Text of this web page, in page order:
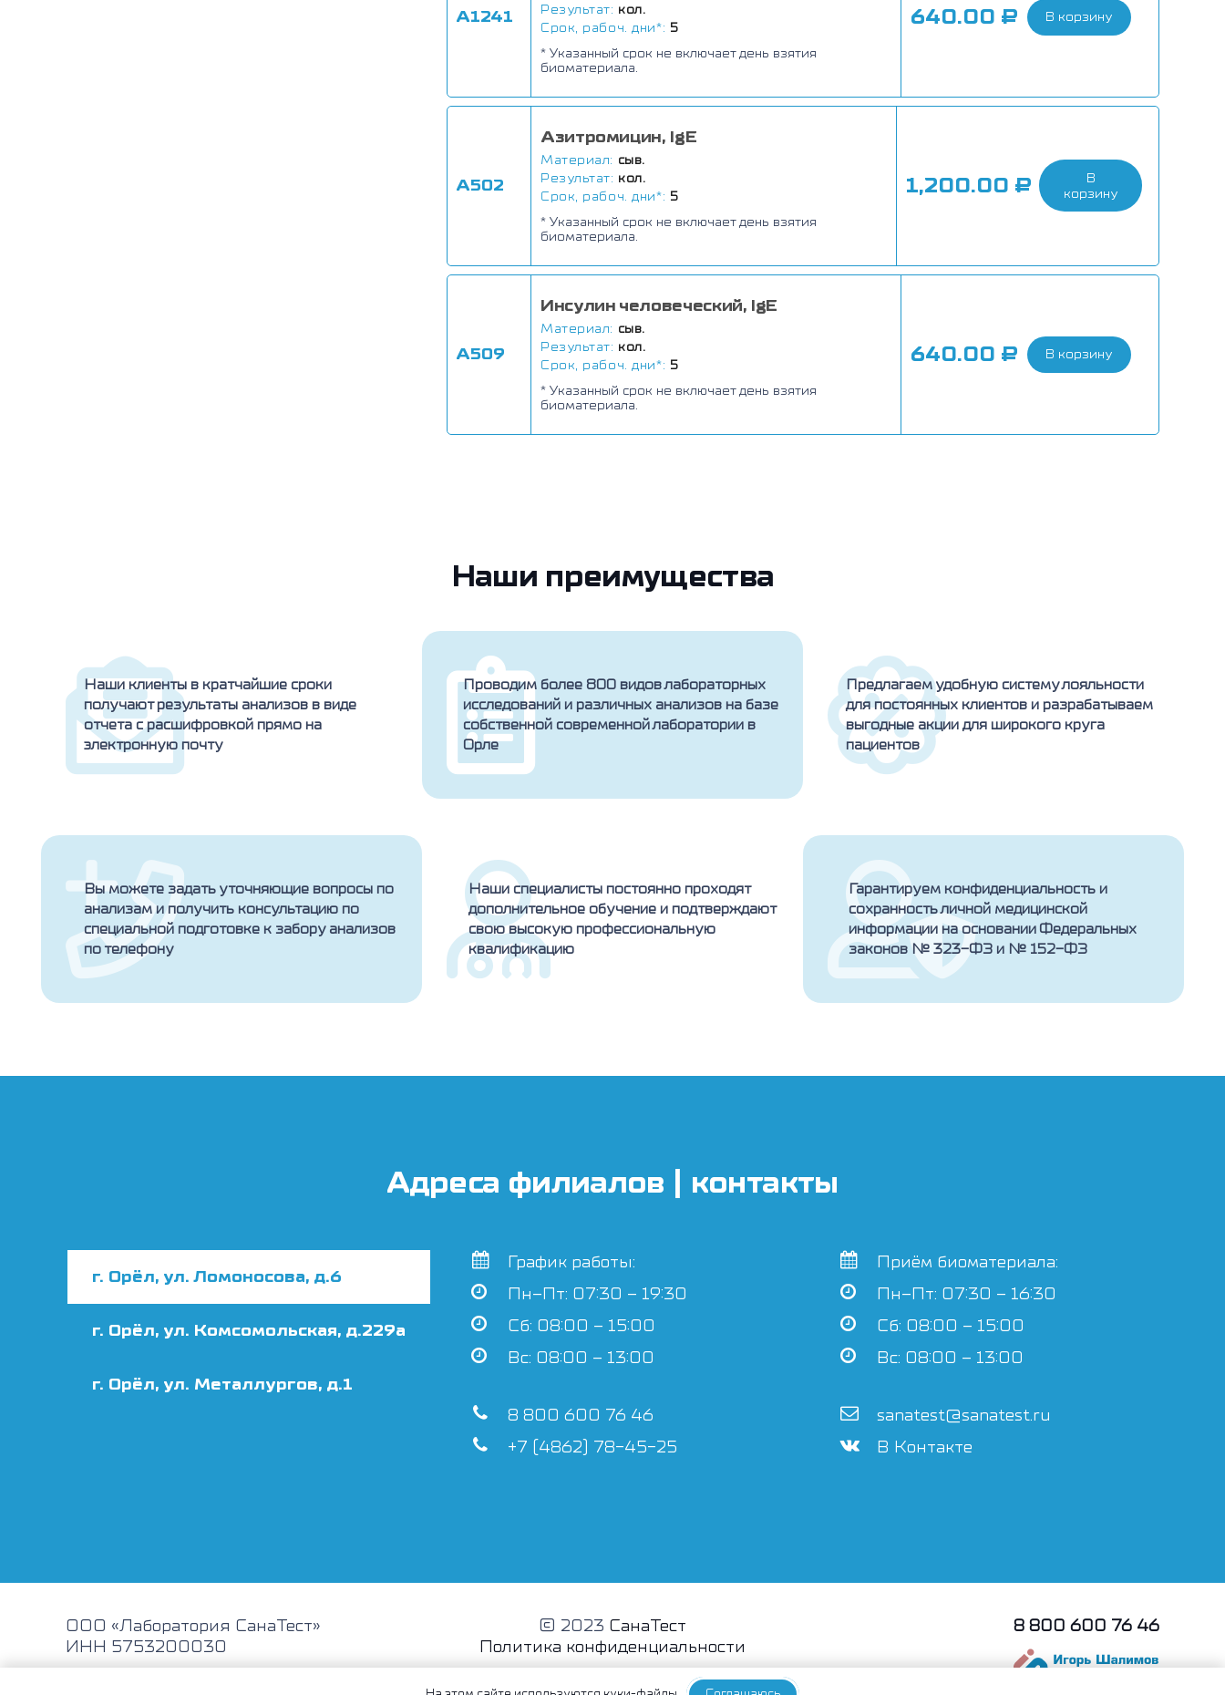
А1241
Результат: кол.
Срок, рабоч. дни*: 5
* Указанный срок не включает день взятия
биоматериала.
640.00 ₽ В корзину
А502
Азитромицин, IgE
Материал: сыв.
Результат: кол.
Срок, рабоч. дни*: 5
* Указанный срок не включает день взятия
биоматериала.
1,200.00 ₽
В
корзину
А509
Инсулин человеческий, IgE
Материал: сыв.
Результат: кол.
Срок, рабоч. дни*: 5
* Указанный срок не включает день взятия
биоматериала.
640.00 ₽ В корзину
Наши преимущества
Наши клиенты в кратчайшие сроки
получают результаты анализов в виде
отчета с расшифровкой прямо на
электронную почту
Проводим более 800 видов лабораторных
исследований и различных анализов на базе
собственной современной лаборатории в
Орле
Предлагаем удобную систему лояльности
для постоянных клиентов и разрабатываем
выгодные акции для широкого круга
пациентов
Вы можете задать уточняющие вопросы по
анализам и получить консультацию по
специальной подготовке к забору анализов
по телефону
Наши специалисты постоянно проходят
дополнительное обучение и подтверждают
свою высокую профессиональную
квалификацию
Гарантируем конфиденциальность и
сохранность личной медицинской
информации на основании Федеральных
законов № 323-ФЗ и № 152-ФЗ
Адреса филиалов | контакты
г. Орёл, ул. Ломоносова, д.6
г. Орёл, ул. Комсомольская, д.229а
г. Орёл, ул. Металлургов, д.1
График работы:
Пн–Пт: 07:30 – 19:30
Сб: 08:00 – 15:00
Вс: 08:00 – 13:00
8 800 600 76 46
+7 (4862) 78-45-25
Приём биоматериала:
Пн–Пт: 07:30 – 16:30
Сб: 08:00 – 15:00
Вс: 08:00 – 13:00
sanatest@sanatest.ru
В Контакте
ООО «Лаборатория СанаТест»
ИНН 5753200030
© 2023 СанаТест
Политика конфиденциальности
8 800 600 76 46